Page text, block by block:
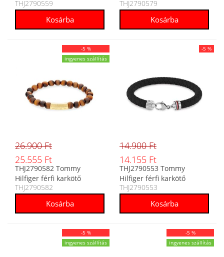
THJ2790559 THJ2790579
-5 %
ingyenes szállítás
26.900 Ft
25.555 Ft
THJ2790582 Tommy
Hilfiger férfi karkötő
THJ2790582
-5 %
14.900 Ft
14.155 Ft
THJ2790553 Tommy
Hilfiger férfi karkötő
THJ2790553
-5 %
ingyenes szállítás
-5 %
ingyenes szállítás